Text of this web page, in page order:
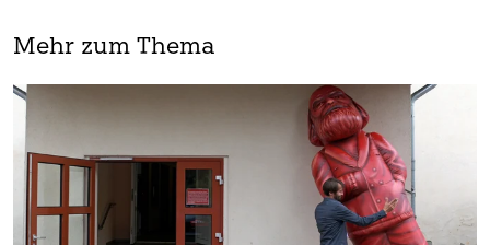
Mehr zum Thema